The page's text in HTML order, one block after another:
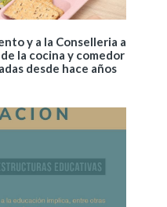
y a la Conselleria a
la cocina y comedor
desde hace años